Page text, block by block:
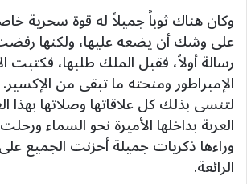
وكان هناك ثوباً جميلاً له قوة سحرية
على وشك أن يضعه عليها، ولكنها
رسالة أولاً، فقبل الملك طلبها، فكتبت
الإمبراطور ومنحته ما تبقى من
لتنسى بذلك كل علاقاتها وصلاتها بهذا
العربة بداخلها الأميرة نحو السماء
وراءها ذكريات جميلة أحزنت الجميع
الرائعة.